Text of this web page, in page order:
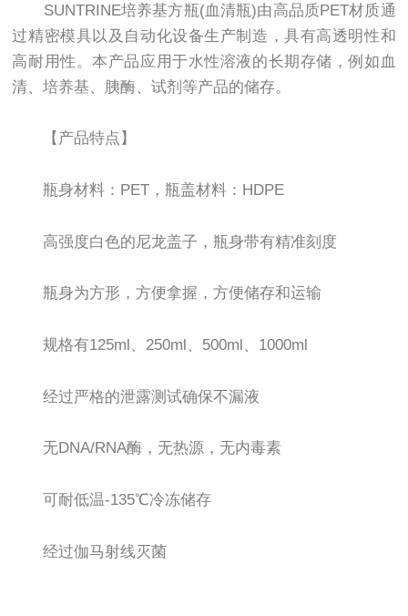
SUNTRINE培养基方瓶(血清瓶)由高品质PET材质通
过精密模具以及自动化设备生产制造，具有高透明性和
高耐用性。本产品应用于水性溶液的长期存储，例如血
清、培养基、胰酶、试剂等产品的储存。
【产品特点】
瓶身材料：PET，瓶盖材料：HDPE
高强度白色的尼龙盖子，瓶身带有精准刻度
瓶身为方形，方便拿握，方便储存和运输
规格有125ml、250ml、500ml、1000ml
经过严格的泄露测试确保不漏液
无DNA/RNA酶，无热源，无内毒素
可耐低温-135℃冷冻储存
经过伽马射线灭菌